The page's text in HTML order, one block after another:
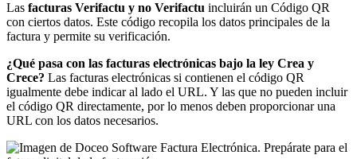
Las facturas Verifactu y no Verifactu incluirán un Código QR
con ciertos datos. Este código recopila los datos principales de la
factura y permite su verificación.
¿Qué pasa con las facturas electrónicas bajo la ley Crea y
Crece? Las facturas electrónicas si contienen el código QR
igualmente debe indicar al lado el URL. Y las que no pueden incluir
el código QR directamente, por lo menos deben proporcionar una
URL con los datos necesarios.